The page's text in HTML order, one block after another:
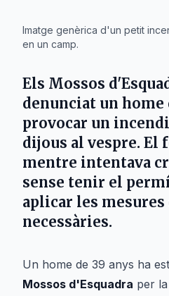
Imatge genèrica d'un petit
en un camp.
Els Mossos
denunciat un home
provocar un
dijous al vespre. El
mentre intentava
sense tenir el
aplicar les
necessàries.
Un home de 39 anys ha
Mossos d'Esquadra per